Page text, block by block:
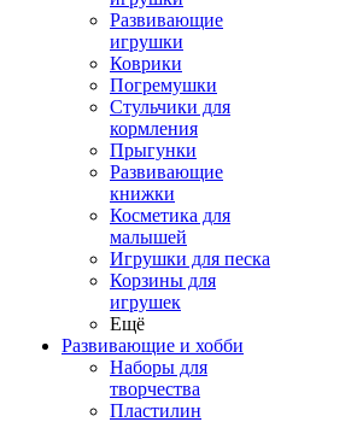
Развивающие
игрушки
Коврики
Погремушки
Стульчики для
кормления
Прыгунки
Развивающие
книжки
Косметика для
малышей
Игрушки для песка
Корзины для
игрушек
Ещё
Развивающие и хобби
Наборы для
творчества
Пластилин